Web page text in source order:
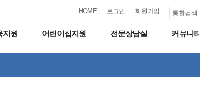
HOME 로그인 회원가입
지원 어린이집지원 전문상담실 커뮤니티